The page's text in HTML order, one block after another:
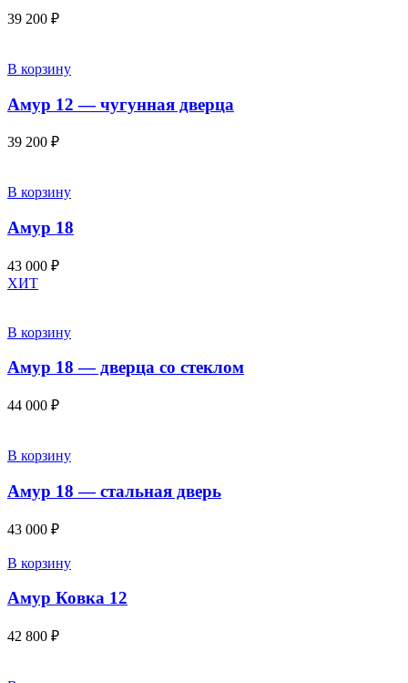
39 200 ₽
В корзину
Амур 12 — чугунная дверца
39 200 ₽
В корзину
Амур 18
43 000 ₽
ХИТ
В корзину
Амур 18 — дверца со стеклом
44 000 ₽
В корзину
Амур 18 — стальная дверь
43 000 ₽
В корзину
Амур Ковка 12
42 800 ₽